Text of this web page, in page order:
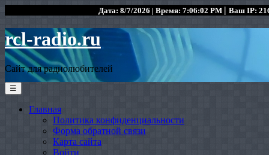
Дата: 8/7/2026 | Время: 7:06:02 PM | Ваш IP:
rcl-radio.ru
Сайт для радиолюбителей
☰
Главная
Политика конфиденциальности
Форма обратной связи
Карта сайта
Войти